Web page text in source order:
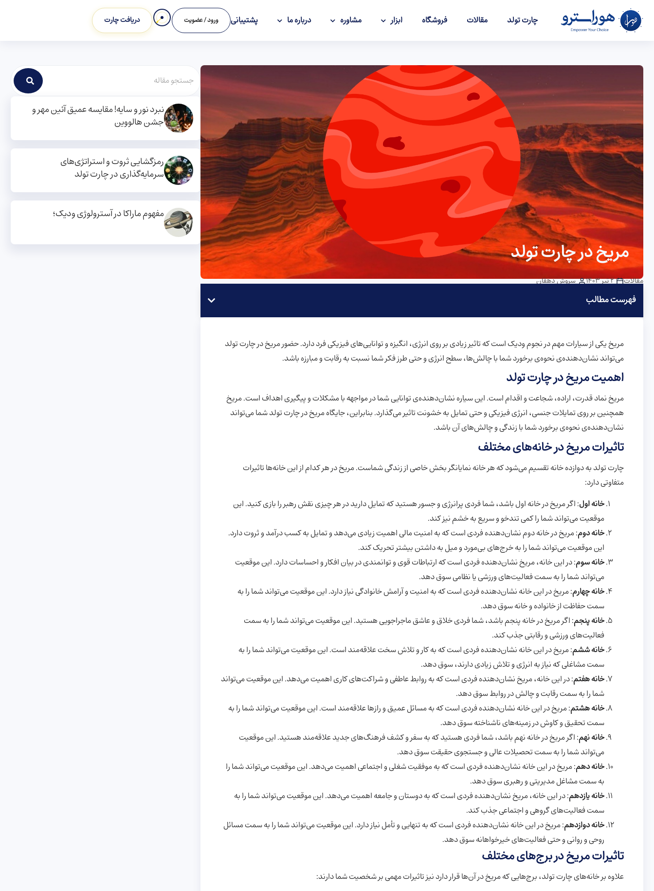
چارت تولد مقالات فروشگاه ابزار مشاوره درباره ما پشتیبانی ورود / عضویت دریافت چارت
مریخ در چارت تولد
مقالات 2 تیر 1403 سروش دهقان
فهرست مطالب
مریخ یکی از سیارات مهم در نجوم ودیک است که تاثیر زیادی بر روی انرژی، انگیزه و توانایی‌های فیزیکی فرد دارد. حضور مریخ در چارت تولد
می‌تواند نشان‌دهنده‌ی نحوه‌ی برخورد شما با چالش‌ها، سطح انرژی و حتی طرز فکر شما نسبت به رقابت و مبارزه باشد.
اهمیت مریخ در چارت تولد
مریخ نماد قدرت، اراده، شجاعت و اقدام است. این سیاره نشان‌دهنده‌ی توانایی شما در مواجهه با مشکلات و پیگیری اهداف است. مریخ
همچنین بر روی تمایلات جنسی، انرژی فیزیکی و حتی تمایل به خشونت تاثیر می‌گذارد. بنابراین، جایگاه مریخ در چارت تولد شما می‌تواند
نشان‌دهنده‌ی نحوه‌ی برخورد شما با زندگی و چالش‌های آن باشد.
تاثیرات مریخ در خانه‌های مختلف
چارت تولد به دوازده خانه تقسیم می‌شود که هر خانه نمایانگر بخش خاصی از زندگی شماست. مریخ در هر کدام از این خانه‌ها تاثیرات
متفاوتی دارد:
خانه اول: اگر مریخ در خانه اول باشد، شما فردی پرانرژی و جسور هستید که تمایل دارید در هر چیزی نقش رهبر را بازی کنید. این
موقعیت می‌تواند شما را کمی تندخو و سریع به خشم نیز کند.
خانه دوم: مریخ در خانه دوم نشان‌دهنده فردی است که به امنیت مالی اهمیت زیادی می‌دهد و تمایل به کسب درآمد و ثروت دارد.
این موقعیت می‌تواند شما را به خرج‌های بی‌مورد و میل به داشتن بیشتر تحریک کند.
خانه سوم: در این خانه، مریخ نشان‌دهنده فردی است که ارتباطات قوی و توانمندی در بیان افکار و احساسات دارد. این موقعیت
می‌تواند شما را به سمت فعالیت‌های ورزشی یا نظامی سوق دهد.
خانه چهارم: مریخ در این خانه نشان‌دهنده فردی است که به امنیت و آرامش خانوادگی نیاز دارد. این موقعیت می‌تواند شما را به
سمت حفاظت از خانواده و خانه سوق دهد.
خانه پنجم: اگر مریخ در خانه پنجم باشد، شما فردی خلاق و عاشق ماجراجویی هستید. این موقعیت می‌تواند شما را به سمت
فعالیت‌های ورزشی و رقابتی جذب کند.
خانه ششم: مریخ در این خانه نشان‌دهنده فردی است که به کار و تلاش سخت علاقه‌مند است. این موقعیت می‌تواند شما را به
سمت مشاغلی که نیاز به انرژی و تلاش زیادی دارند، سوق دهد.
خانه هفتم: در این خانه، مریخ نشان‌دهنده فردی است که به روابط عاطفی و شراکت‌های کاری اهمیت می‌دهد. این موقعیت می‌تواند
شما را به سمت رقابت و چالش در روابط سوق دهد.
خانه هشتم: مریخ در این خانه نشان‌دهنده فردی است که به مسائل عمیق و رازها علاقه‌مند است. این موقعیت می‌تواند شما را به
سمت تحقیق و کاوش در زمینه‌های ناشناخته سوق دهد.
خانه نهم: اگر مریخ در خانه نهم باشد، شما فردی هستید که به سفر و کشف فرهنگ‌های جدید علاقه‌مند هستید. این موقعیت
می‌تواند شما را به سمت تحصیلات عالی و جستجوی حقیقت سوق دهد.
خانه دهم: مریخ در این خانه نشان‌دهنده فردی است که به موفقیت شغلی و اجتماعی اهمیت می‌دهد. این موقعیت می‌تواند شما را
به سمت مشاغل مدیریتی و رهبری سوق دهد.
خانه یازدهم: در این خانه، مریخ نشان‌دهنده فردی است که به دوستان و جامعه اهمیت می‌دهد. این موقعیت می‌تواند شما را به
سمت فعالیت‌های گروهی و اجتماعی جذب کند.
خانه دوازدهم: مریخ در این خانه نشان‌دهنده فردی است که به تنهایی و تأمل نیاز دارد. این موقعیت می‌تواند شما را به سمت مسائل
روحی و روانی و حتی فعالیت‌های خیرخواهانه سوق دهد.
تاثیرات مریخ در برج‌های مختلف
علاوه بر خانه‌های چارت تولد، برج‌هایی که مریخ در آن‌ها قرار دارد نیز تاثیرات مهمی بر شخصیت شما دارند:
نبرد نور و سایه! مقایسه عمیق آئین مهر و
جشن هالووین
رمزگشایی ثروت و استراتژی‌های
سرمایه‌گذاری در چارت تولد
مفهوم ماراکا در آسترولوژی ودیک؛